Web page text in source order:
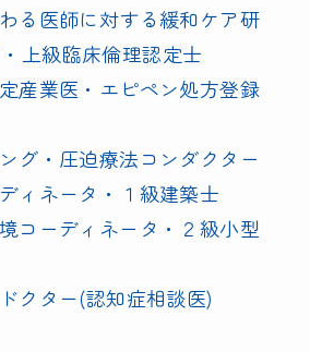
る医師に対する緩和ケア研
上級臨床倫理認定士
産業医・エピペン処方登録
グ・圧迫療法コンダクター
ィネータ・１級建築士
コーディネータ・２級小型
クター(認知症相談医)